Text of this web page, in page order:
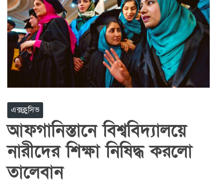
এক্সক্লুসিভ
আফগানিস্তানে বিশ্ববিদ্যালয়ে
নারীদের শিক্ষা নিষিদ্ধ করলো
তালেবান